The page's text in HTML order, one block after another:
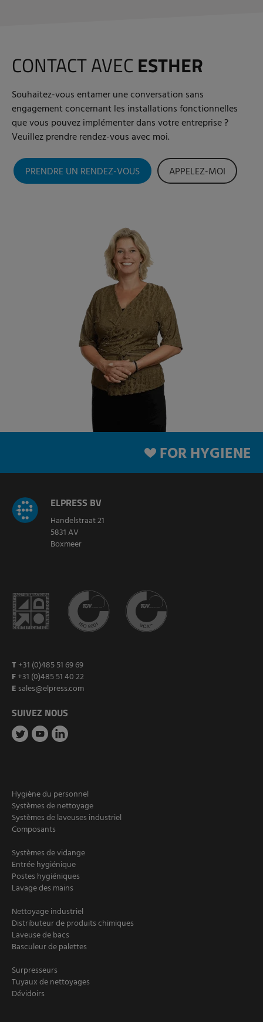
CONTACT AVEC ESTHER
Souhaitez-vous entamer une conversation sans
engagement concernant les installations fonctionnelles
que vous pouvez implémenter dans votre entreprise ?
Veuillez prendre rendez-vous avec moi.
PRENDRE UN RENDEZ-VOUS APPELEZ-MOI
FOR HYGIENE
ELPRESS BV
Handelstraat 21
5831 AV
Boxmeer
T +31 (0)485 51 69 69
F+31 (0)485 51 40 22
E sales@elpress.com
SUIVEZ NOUS
Hygiène du personnel
Systèmes de nettoyage
Systèmes de laveuses industriel
Composants
Systèmes de vidange
Entrée hygiénique
Postes hygiéniques
Lavage des mains
Nettoyage industriel
Distributeur de produits chimiques
Laveuse de bacs
Basculeur de palettes
Surpresseurs
Tuyaux de nettoyages
Dévidoirs